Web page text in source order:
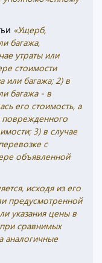
«Ущерб,
багажа,
утраты или
стоимости
или багажа; 2) в
багажа - в
его стоимость, а
поврежденного
3) в случае
с
объявленной
исходя из его
предусмотренной
указания цены в
сравнимых
аналогичные